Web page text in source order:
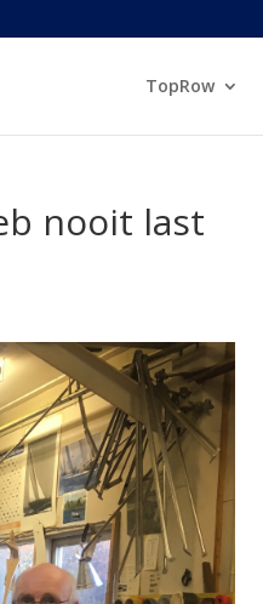
TopRow
nooit last